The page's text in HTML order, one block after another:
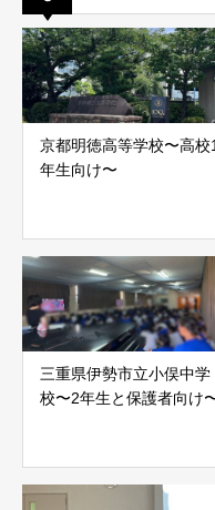
京都明徳高等学校〜高校1
年生向け〜
三重県伊勢市立小俣中学
校〜2年生と保護者向け